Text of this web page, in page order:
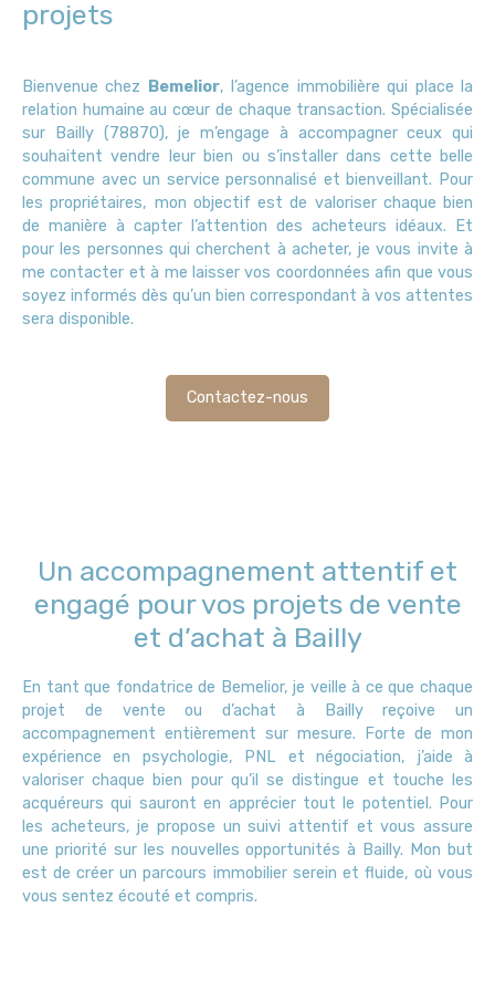
projets
Bienvenue chez Bemelior, l’agence immobilière qui place la
relation humaine au cœur de chaque transaction. Spécialisée
sur Bailly (78870), je m’engage à accompagner ceux qui
souhaitent vendre leur bien ou s’installer dans cette belle
commune avec un service personnalisé et bienveillant. Pour
les propriétaires, mon objectif est de valoriser chaque bien
de manière à capter l’attention des acheteurs idéaux. Et
pour les personnes qui cherchent à acheter, je vous invite à
me contacter et à me laisser vos coordonnées afin que vous
soyez informés dès qu’un bien correspondant à vos attentes
sera disponible.
Contactez-nous
Un accompagnement attentif et
engagé pour vos projets de vente
et d’achat à Bailly
En tant que fondatrice de Bemelior, je veille à ce que chaque
projet de vente ou d’achat à Bailly reçoive un
accompagnement entièrement sur mesure. Forte de mon
expérience en psychologie, PNL et négociation, j’aide à
valoriser chaque bien pour qu’il se distingue et touche les
acquéreurs qui sauront en apprécier tout le potentiel. Pour
les acheteurs, je propose un suivi attentif et vous assure
une priorité sur les nouvelles opportunités à Bailly. Mon but
est de créer un parcours immobilier serein et fluide, où vous
vous sentez écouté et compris.